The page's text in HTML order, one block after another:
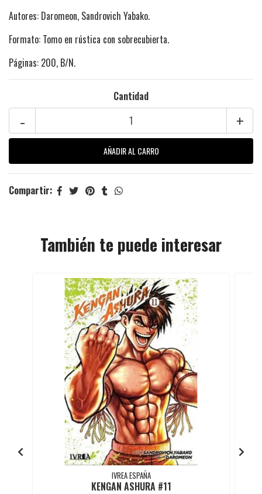
Autores: Daromeon, Sandrovich Yabako.
Formato: Tomo en rústica con sobrecubierta.
Páginas: 200, B/N.
Cantidad
+
-
Compartir:
También te puede interesar
IVREA ESPAÑA
KENGAN ASHURA #11